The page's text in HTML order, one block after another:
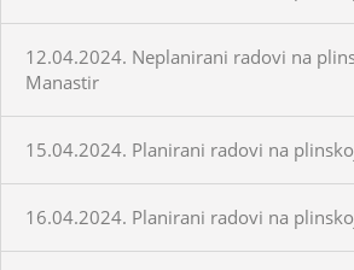
12.04.2024. Neplanirani radovi na
Manastir
15.04.2024. Planirani radovi na
16.04.2024. Planirani radovi na